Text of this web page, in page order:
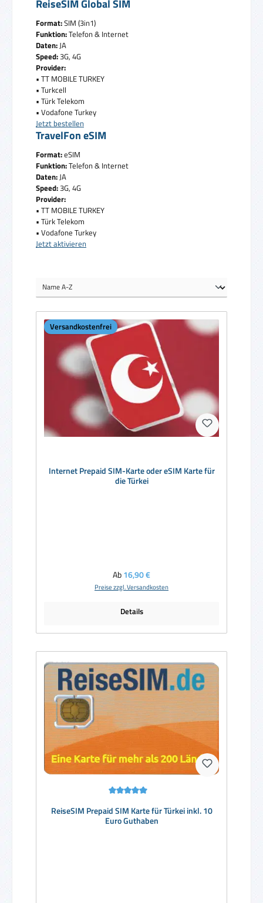
ReiseSIM Global SIM
Format:SIM (3in1)
Funktion:Telefon & Internet
Daten:JA
Speed:3G, 4G
Provider:
• TT MOBILE TURKEY
• Turkcell
• Türk Telekom
• Vodafone Turkey
Jetzt bestellen
TravelFon eSIM
Format:eSIM
Funktion:Telefon & Internet
Daten: JA
Speed:3G, 4G
Provider:
• TT MOBILE TURKEY
• Türk Telekom
• Vodafone Turkey
Jetzt aktivieren
Versandkostenfrei
Internet Prepaid SIM-Karte oder eSIM Karte für
die Türkei
Regulärer Preis:
Ab16,90 €
Preise zzgl. Versandkosten
Details
ReiseSIM Prepaid SIM Karte für Türkei inkl. 10
Euro Guthaben